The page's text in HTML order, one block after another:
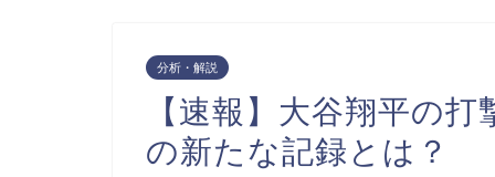
分析・解説
【速報】大谷翔平の
の新たな記録とは？